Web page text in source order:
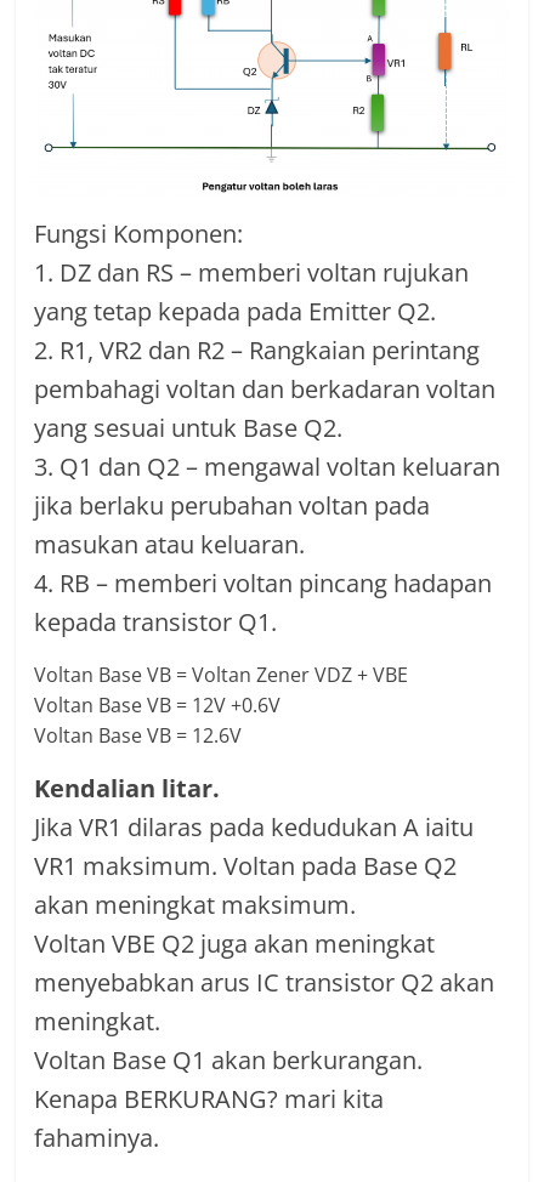
Fungsi Komponen:
1. DZ dan RS – memberi voltan rujukan
yang tetap kepada pada Emitter Q2.
2. R1, VR2 dan R2 – Rangkaian perintang
pembahagi voltan dan berkadaran voltan
yang sesuai untuk Base Q2.
3. Q1 dan Q2 – mengawal voltan keluaran
jika berlaku perubahan voltan pada
masukan atau keluaran.
4. RB – memberi voltan pincang hadapan
kepada transistor Q1.
Voltan Base VB = Voltan Zener VDZ + VBE
Voltan Base VB = 12V +0.6V
Voltan Base VB = 12.6V
Kendalian litar.
Jika VR1 dilaras pada kedudukan A iaitu
VR1 maksimum. Voltan pada Base Q2
akan meningkat maksimum.
Voltan VBE Q2 juga akan meningkat
menyebabkan arus IC transistor Q2 akan
meningkat.
Voltan Base Q1 akan berkurangan.
Kenapa BERKURANG? mari kita
fahaminya.